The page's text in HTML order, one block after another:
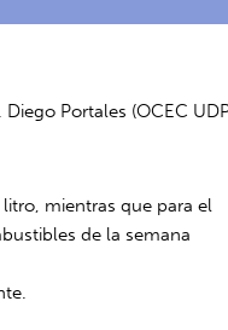
Portales (OCEC
mientras que para el
de la semana